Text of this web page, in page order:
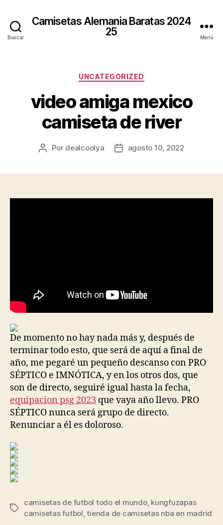
Buscar
Camisetas Alemania Baratas 2024
25
Menú
Categorías
UNCATEGORIZED
video amiga mexico
camiseta de river
Autor
Por dealcoolya
Fechaagosto 10, 2022
De momento no hay nada más y, después de
terminar todo esto, que será de aquí a final de
año, me pegaré un pequeño descanso con PRO
SÉPTICO e IMNÓTICA, y en los otros dos, que
son de directo, seguiré igual hasta la fecha,
equipacion psg 2023 que vaya año llevo. PRO
SÉPTICO nunca será grupo de directo.
Renunciar a él es doloroso.
Etiquetas
camisetas de futbol todo el mundo, kungfuzapas
camisetas futbol,tienda de camisetas nba en madrid